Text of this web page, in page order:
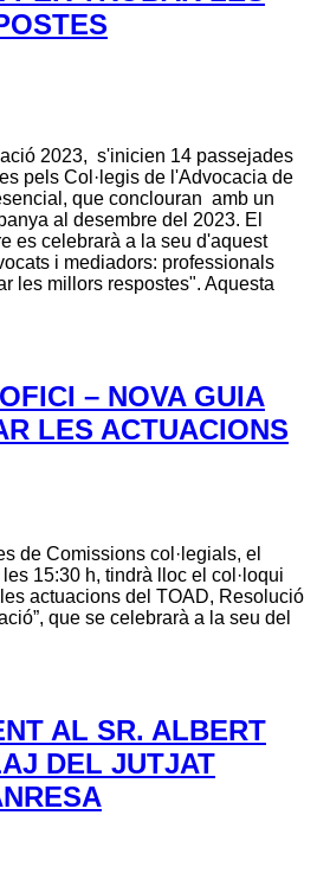
2023, s'inicien 14 passejades
pels Col·legis de l'Advocacia de
que conclouran amb un
al desembre del 2023. El
es celebrarà a la seu d'aquest
i mediadors: professionals
les millors respostes". Aquesta
– NOVA GUIA
LES ACTUACIONS
de Comissions col·legials, el
15:30 h, tindrà lloc el col·loqui
actuacions del TOAD, Resolució
que se celebrarà a la seu del
AL SR. ALBERT
DEL JUTJAT